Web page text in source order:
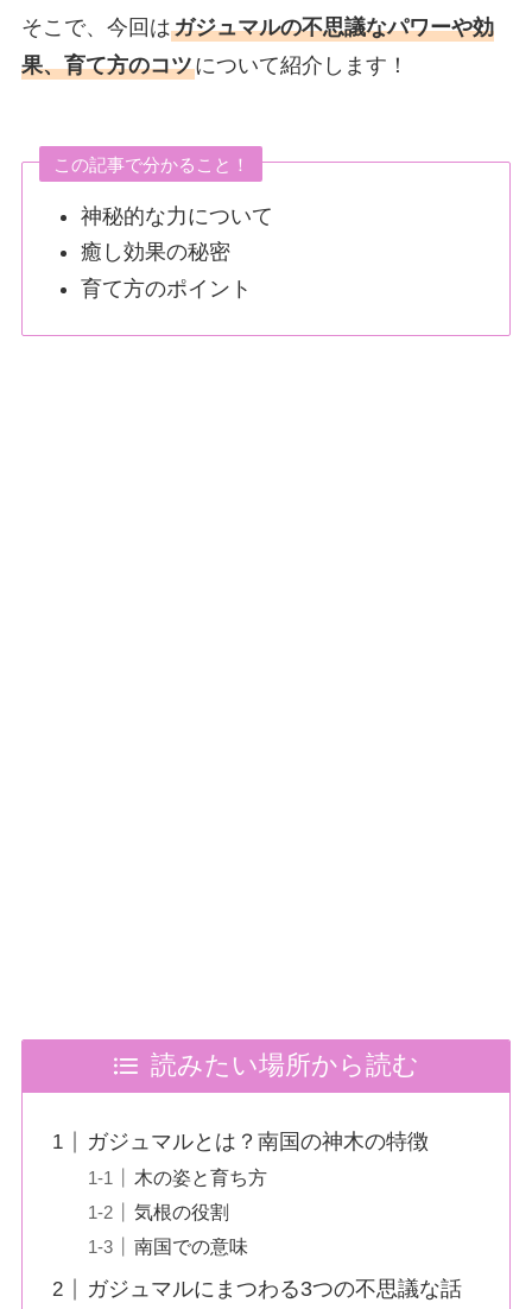
そこで、今回はガジュマルの不思議なパワーや効
果、育て方のコツについて紹介します！
この記事で分かること！
神秘的な力について
癒し効果の秘密
育て方のポイント
読みたい場所から読む
ガジュマルとは？南国の神木の特徴
木の姿と育ち方
気根の役割
南国での意味
ガジュマルにまつわる3つの不思議な話